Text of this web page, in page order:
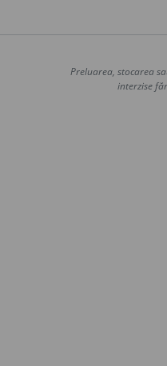
Preluarea, stocarea
interzise